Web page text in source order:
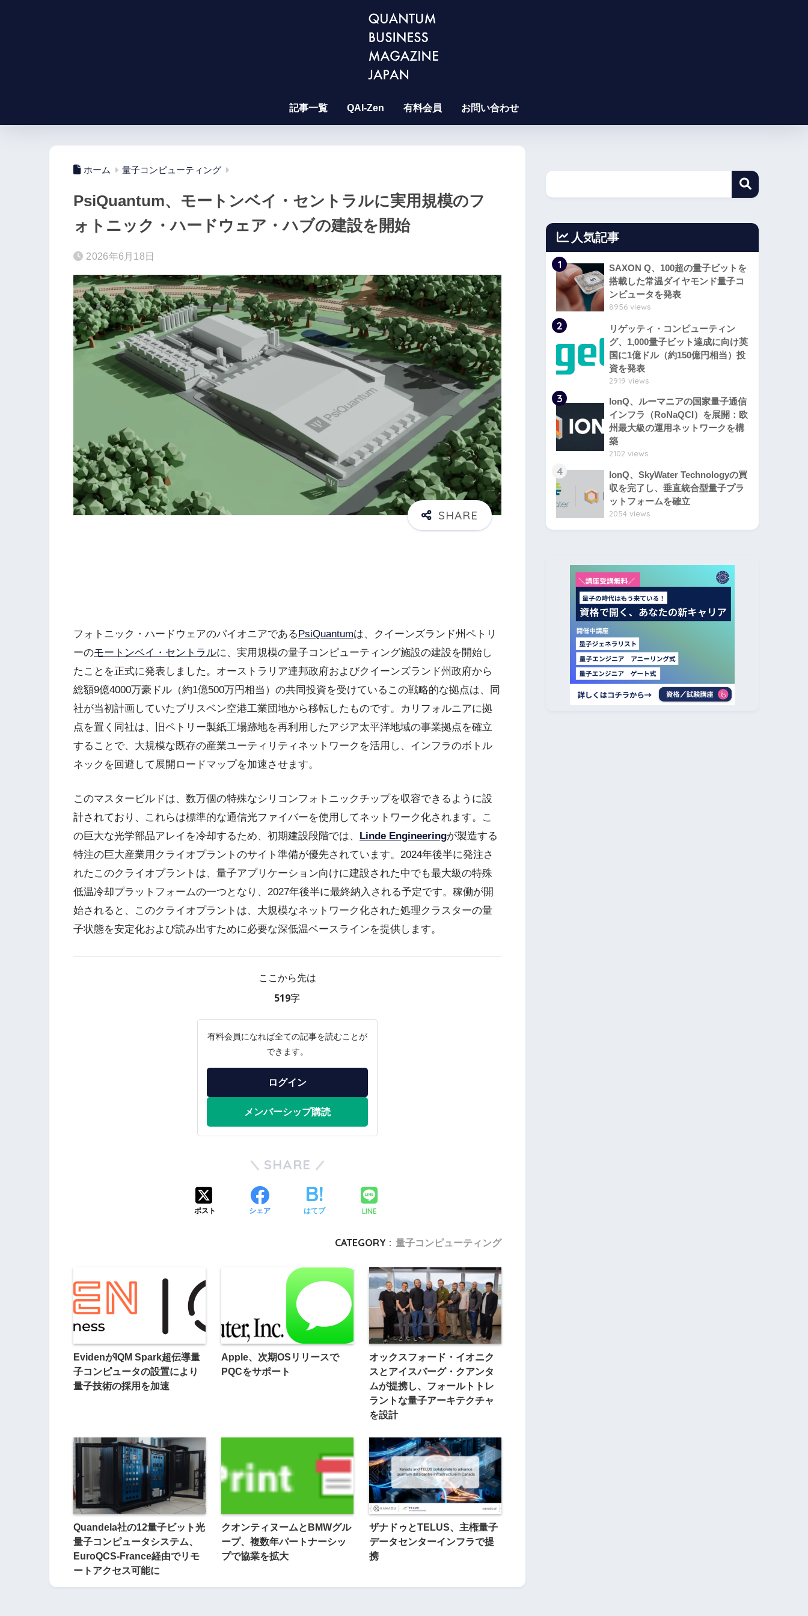
記事一覧 QAI-Zen 有料会員 お問い合わせ
ホーム 量子コンピューティング
PsiQuantum、モートンベイ・セントラルに実用規模のフ
ォトニック・ハードウェア・ハブの建設を開始
2026年6月18日
フォトニック・ハードウェアのパイオニアであるPsiQuantumは、クイーンズランド州ペトリ
ーのモートンベイ・セントラルに、実用規模の量子コンピューティング施設の建設を開始し
たことを正式に発表しました。オーストラリア連邦政府およびクイーンズランド州政府から
総額9億4000万豪ドル（約1億500万円相当）の共同投資を受けているこの戦略的な拠点は、同
社が当初計画していたブリスベン空港工業団地から移転したものです。カリフォルニアに拠
点を置く同社は、旧ペトリー製紙工場跡地を再利用したアジア太平洋地域の事業拠点を確立
することで、大規模な既存の産業ユーティリティネットワークを活用し、インフラのボトル
ネックを回避して展開ロードマップを加速させます。
このマスタービルドは、数万個の特殊なシリコンフォトニックチップを収容できるように設
計されており、これらは標準的な通信光ファイバーを使用してネットワーク化されます。こ
の巨大な光学部品アレイを冷却するため、初期建設段階では、 Linde Engineeringが製造する
特注の巨大産業用クライオプラントのサイト準備が優先されています。2024年後半に発注さ
れたこのクライオプラントは、量子アプリケーション向けに建設された中でも最大級の特殊
低温冷却プラットフォームの一つとなり、2027年後半に最終納入される予定です。稼働が開
始されると、このクライオプラントは、大規模なネットワーク化された処理クラスターの量
子状態を安定化および読み出すために必要な深低温ベースラインを提供します。
ここから先は
519字
有料会員になれば全ての記事を読むことが
できます。
ログイン
メンバーシップ購読
SHARE
ポスト シェア はてブ LINE
CATEGORY : 量子コンピューティング
EvidenがIQM Spark超伝導量
子コンピュータの設置により
量子技術の採用を加速
Apple、次期OSリリースで
PQCをサポート
オックスフォード・イオニク
スとアイスバーグ・クアンタ
ムが提携し、フォールトトレ
ラントな量子アーキテクチャ
を設計
Quandela社の12量子ビット光
量子コンピュータシステム、
EuroQCS-France経由でリモ
ートアクセス可能に
クオンティヌームとBMWグル
ープ、複数年パートナーシッ
プで協業を拡大
ザナドゥとTELUS、主権量子
データセンターインフラで提
携
人気記事
1
SAXON Q、100超の量子ビットを
搭載した常温ダイヤモンド量子コ
ンピュータを発表
8956 views
2
リゲッティ・コンピューティン
グ、1,000量子ビット達成に向け英
国に1億ドル（約150億円相当）投
資を発表
2919 views
3
IonQ、ルーマニアの国家量子通信
インフラ（RoNaQCI）を展開：欧
州最大級の運用ネットワークを構
築
2102 views
4
IonQ、SkyWater Technologyの買
収を完了し、垂直統合型量子プラ
ットフォームを確立
2054 views